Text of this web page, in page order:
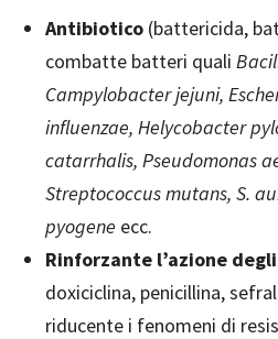
Antibiotico (battericida,
combatte batteri quali
Campylobacter jejuni,
influenzae, Helycobacter
catarrhalis, Pseudomonas
Streptococcus mutans, S.
pyogene ecc.
Rinforzante l’azione
doxiciclina, penicillina,
riducente i fenomeni di